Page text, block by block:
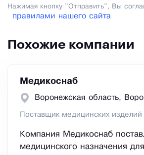
Нажимая кнопку "Отправить", Вы
правилами нашего сайта
Похожие компании
Медикоснаб
Воронежская область,
Поставщик медицинских изделий
Компания Медикоснаб
медицинского назначения